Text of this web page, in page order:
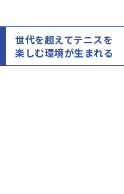
世代を超えてテニスを
楽しむ環境が生まれる